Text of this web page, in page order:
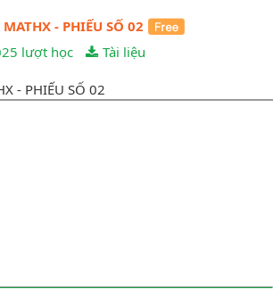
- PHIẾU SỐ 02
lượt học Tài liệu
- PHIẾU SỐ 02